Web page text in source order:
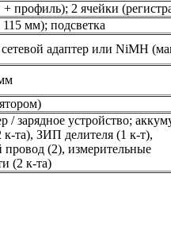
+ профиль); 2 ячейки
мм); подсветка
адаптер или NiMH
/ зарядное устройство;
к-та), ЗИП делителя (1 к-т),
провод (2), измерительные
(2 к-та)